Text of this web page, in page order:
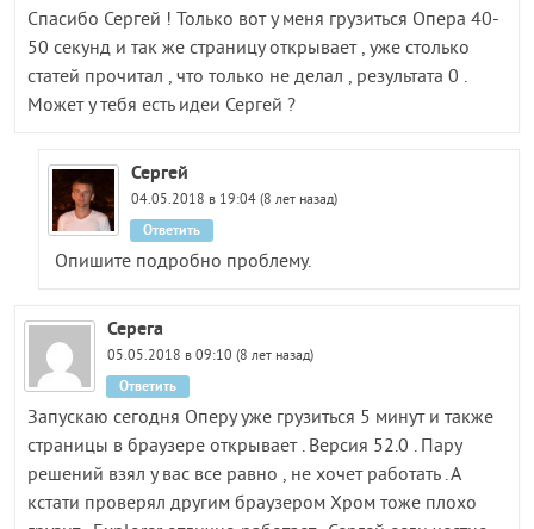
Спасибо Сергей ! Только вот у меня грузиться Опера 40-
50 секунд и так же страницу открывает , уже столько
статей прочитал , что только не делал , результата 0 .
Может у тебя есть идеи Сергей ?
Сергей
04.05.2018 в 19:04 (8 лет назад)
Опишите подробно проблему.
Ответить
Серега
05.05.2018 в 09:10 (8 лет назад)
Запускаю сегодня Оперу уже грузиться 5 минут и также
страницы в браузере открывает . Версия 52.0 . Пару
решений взял у вас все равно , не хочет работать . А
кстати проверял другим браузером Хром тоже плохо
Ответить